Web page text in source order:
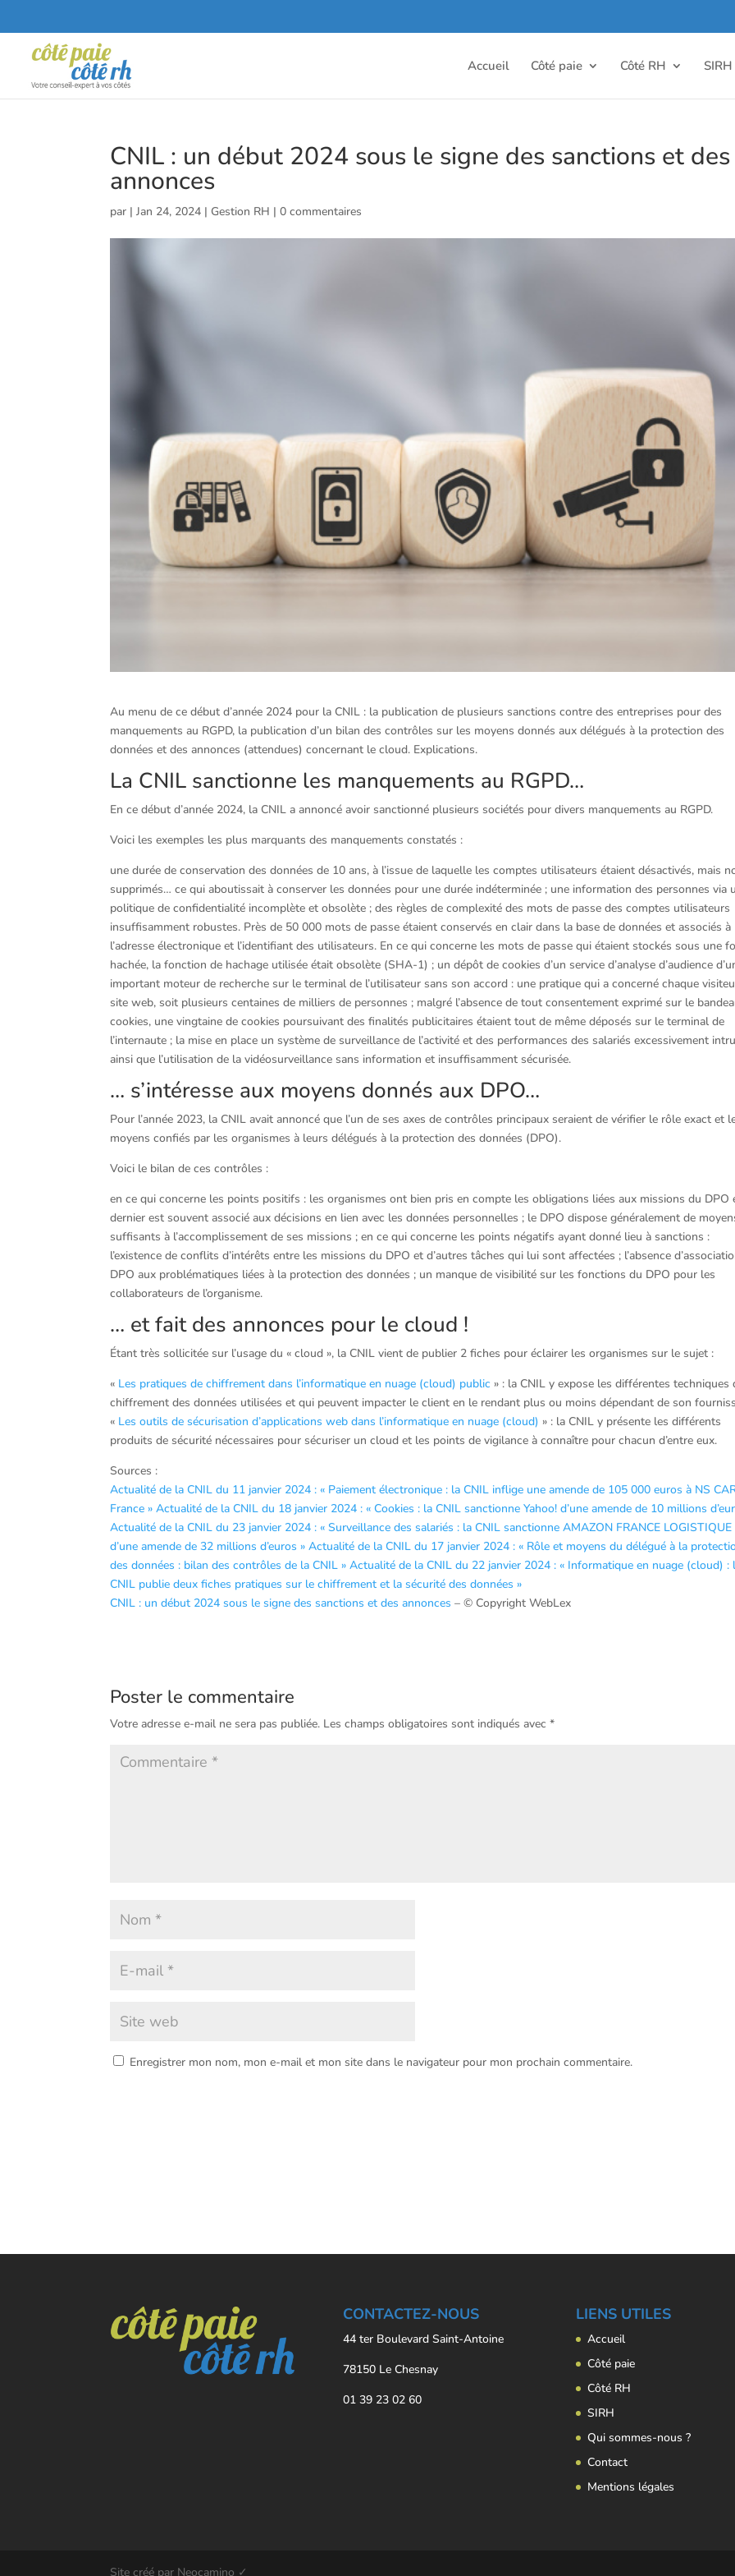
Accueil Côté paie Côté RH SIRH
CNIL : un début 2024 sous le signe des sanctions et des
annonces
par |Jan 24, 2024 | Gestion RH |0 commentaires
Au menu de ce début d’année 2024 pour la CNIL : la publication de plusieurs sanctions contre des entreprises pour des
manquements au RGPD, la publication d’un bilan des contrôles sur les moyens donnés aux délégués à la protection des
données et des annonces (attendues) concernant le cloud. Explications.
La CNIL sanctionne les manquements au RGPD…
En ce début d’année 2024, la CNIL a annoncé avoir sanctionné plusieurs sociétés pour divers manquements au RGPD.
Voici les exemples les plus marquants des manquements constatés :
une durée de conservation des données de 10 ans, à l’issue de laquelle les comptes utilisateurs étaient désactivés, mais
supprimés… ce qui aboutissait à conserver les données pour une durée indéterminée ; une information des personnes via
politique de confidentialité incomplète et obsolète ; des règles de complexité des mots de passe des comptes utilisateurs
insuffisamment robustes. Près de 50 000 mots de passe étaient conservés en clair dans la base de données et associés à
l’adresse électronique et l’identifiant des utilisateurs. En ce qui concerne les mots de passe qui étaient stockés sous une
hachée, la fonction de hachage utilisée était obsolète (SHA-1) ; un dépôt de cookies d’un service d’analyse d’audience
important moteur de recherche sur le terminal de l’utilisateur sans son accord : une pratique qui a concerné chaque
site web, soit plusieurs centaines de milliers de personnes ; malgré l’absence de tout consentement exprimé sur le
cookies, une vingtaine de cookies poursuivant des finalités publicitaires étaient tout de même déposés sur le terminal de
l’internaute ; la mise en place un système de surveillance de l’activité et des performances des salariés excessivement
ainsi que l’utilisation de la vidéosurveillance sans information et insuffisamment sécurisée.
… s’intéresse aux moyens donnés aux DPO…
Pour l’année 2023, la CNIL avait annoncé que l’un de ses axes de contrôles principaux seraient de vérifier le rôle exact et
moyens confiés par les organismes à leurs délégués à la protection des données (DPO).
Voici le bilan de ces contrôles :
en ce qui concerne les points positifs : les organismes ont bien pris en compte les obligations liées aux missions du DPO
dernier est souvent associé aux décisions en lien avec les données personnelles ; le DPO dispose généralement de
suffisants à l’accomplissement de ses missions ; en ce qui concerne les points négatifs ayant donné lieu à sanctions :
l’existence de conflits d’intérêts entre les missions du DPO et d’autres tâches qui lui sont affectées ; l’absence
DPO aux problématiques liées à la protection des données ; un manque de visibilité sur les fonctions du DPO pour les
collaborateurs de l’organisme.
… et fait des annonces pour le cloud !
Étant très sollicitée sur l’usage du « cloud », la CNIL vient de publier 2 fiches pour éclairer les organismes sur le sujet :
« Les pratiques de chiffrement dans l’informatique en nuage (cloud) public » : la CNIL y expose les différentes techniques
chiffrement des données utilisées et qui peuvent impacter le client en le rendant plus ou moins dépendant de son
« Les outils de sécurisation d’applications web dans l’informatique en nuage (cloud) » : la CNIL y présente les différents
produits de sécurité nécessaires pour sécuriser un cloud et les points de vigilance à connaître pour chacun d’entre eux.
Sources :
Actualité de la CNIL du 11 janvier 2024 : « Paiement électronique : la CNIL inflige une amende de 105 000 euros à NS
France » Actualité de la CNIL du 18 janvier 2024 : « Cookies : la CNIL sanctionne Yahoo! d’une amende de 10 millions
Actualité de la CNIL du 23 janvier 2024 : « Surveillance des salariés : la CNIL sanctionne AMAZON FRANCE LOGISTIQUE
d’une amende de 32 millions d’euros » Actualité de la CNIL du 17 janvier 2024 : « Rôle et moyens du délégué à la
des données : bilan des contrôles de la CNIL » Actualité de la CNIL du 22 janvier 2024 : « Informatique en nuage (cloud) :
CNIL publie deux fiches pratiques sur le chiffrement et la sécurité des données »
CNIL : un début 2024 sous le signe des sanctions et des annonces – © Copyright WebLex
Poster le commentaire
Votre adresse e-mail ne sera pas publiée. Les champs obligatoires sont indiqués avec*
Enregistrer mon nom, mon e-mail et mon site dans le navigateur pour mon prochain commentaire.
CONTACTEZ-NOUS
44 ter Boulevard Saint-Antoine
78150 Le Chesnay
01 39 23 02 60
LIENS UTILES
Accueil
Côté paie
Côté RH
SIRH
Qui sommes-nous ?
Contact
Mentions légales
Site créé par Neocamino ✓